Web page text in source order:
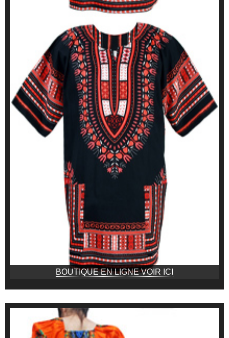
BOUTIQUE EN LIGNE VOIR ICI